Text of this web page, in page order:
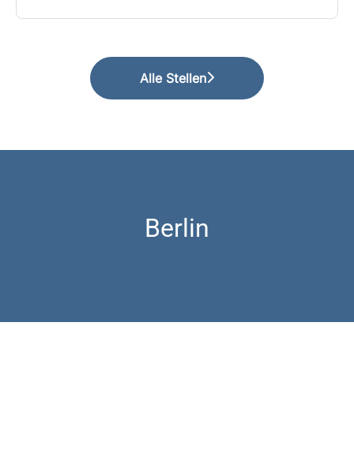
Alle Stellen
Berlin